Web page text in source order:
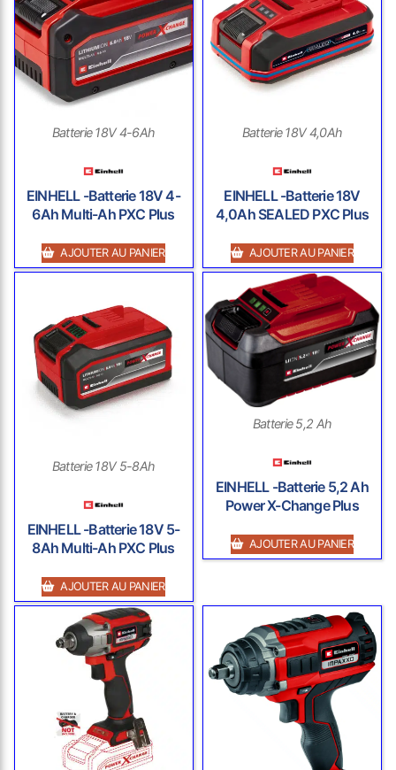
Batterie 18V 4-6Ah
EINHELL -Batterie 18V 4-
6Ah Multi-Ah PXC Plus
AJOUTER AU PANIER
Batterie 18V 4,0Ah
EINHELL -Batterie 18V
4,0Ah SEALED PXC Plus
AJOUTER AU PANIER
Batterie 18V 5-8Ah
EINHELL -Batterie 18V 5-
8Ah Multi-Ah PXC Plus
AJOUTER AU PANIER
Batterie 5,2 Ah
EINHELL -Batterie 5,2 Ah
Power X-Change Plus
AJOUTER AU PANIER